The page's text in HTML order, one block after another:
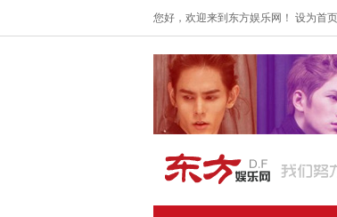
您好，欢迎来到东方娱乐网！ 设为首页